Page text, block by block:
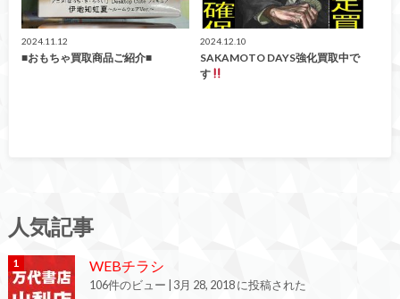
2024.11.12
■おもちゃ買取商品ご紹介■
2024.12.10
SAKAMOTO DAYS強化買取中で
す
人気記事
WEBチラシ
106件のビュー 3月 28, 2018 に投稿された